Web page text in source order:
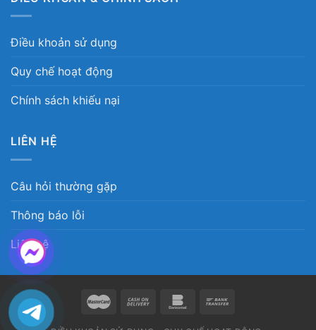
Điều khoản sử dụng
Quy chế hoạt động
Chính sách khiếu nại
LIÊN HỆ
Câu hỏi thường gặp
Thông báo lỗi
Liên hệ